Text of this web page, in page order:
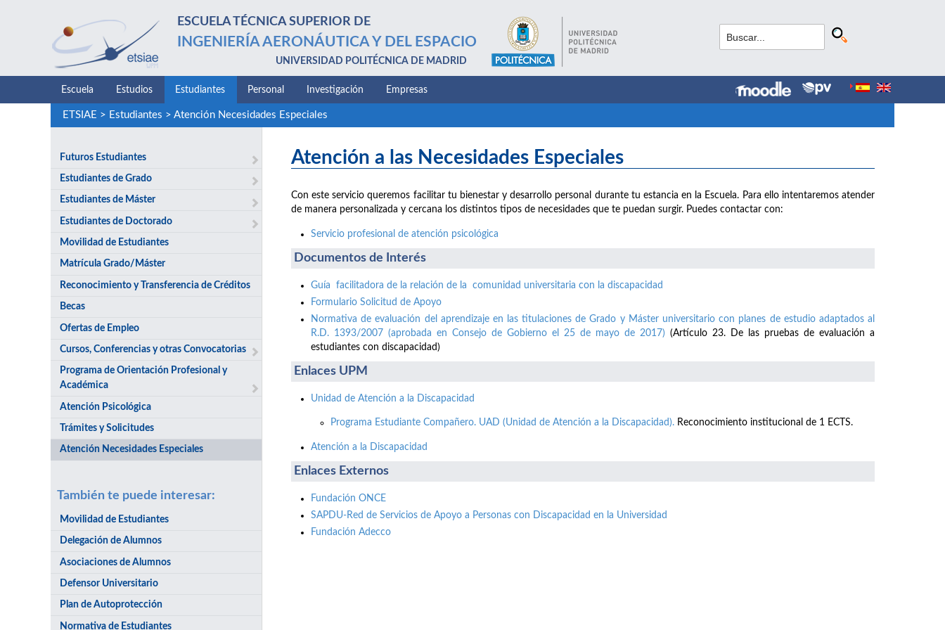
ESCUELA TÉCNICA SUPERIOR DE
INGENIERÍA AERONÁUTICA Y DEL ESPACIO
UNIVERSIDAD POLITÉCNICA DE MADRID
Escuela Estudios Estudiantes Personal Investigación Empresas
ETSIAE > Estudiantes > Atención Necesidades Especiales
Futuros Estudiantes
Estudiantes de Grado
Estudiantes de Máster
Estudiantes de Doctorado
Movilidad de Estudiantes
Matrícula Grado/Máster
Reconocimiento y Transferencia de Créditos
Becas
Ofertas de Empleo
Cursos, Conferencias y otras Convocatorias
Programa de Orientación Profesional y
Académica
Atención Psicológica
Trámites y Solicitudes
Atención Necesidades Especiales
También te puede interesar:
Movilidad de Estudiantes
Delegación de Alumnos
Asociaciones de Alumnos
Defensor Universitario
Plan de Autoprotección
Normativa de Estudiantes
Atención a las Necesidades Especiales
Con este servicio queremos facilitar tu bienestar y desarrollo personal durante tu estancia en la Escuela. Para ello intentaremos atender
de manera personalizada y cercana los distintos tipos de necesidades que te puedan surgir. Puedes contactar con:
Servicio profesional de atención psicológica
Documentos de Interés
Guía facilitadora de la relación de la comunidad universitaria con la discapacidad
Formulario Solicitud de Apoyo
Normativa de evaluación del aprendizaje en las titulaciones de Grado y Máster universitario con planes de estudio adaptados al
R.D. 1393/2007 (aprobada en Consejo de Gobierno el 25 de mayo de 2017) (Artículo 23. De las pruebas de evaluación a
estudiantes con discapacidad)
Enlaces UPM
Unidad de Atención a la Discapacidad
Programa Estudiante Compañero. UAD (Unidad de Atención a la Discapacidad). Reconocimiento institucional de 1 ECTS.
Atención a la Discapacidad
Enlaces Externos
Fundación ONCE
SAPDU-Red de Servicios de Apoyo a Personas con Discapacidad en la Universidad
Fundación Adecco